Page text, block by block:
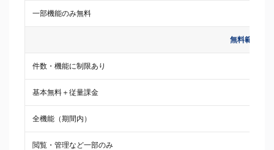
一部機能のみ無料
無料範囲
件数・機能に制限あり
基本無料＋従量課金
全機能（期間内）
閲覧・管理など一部のみ